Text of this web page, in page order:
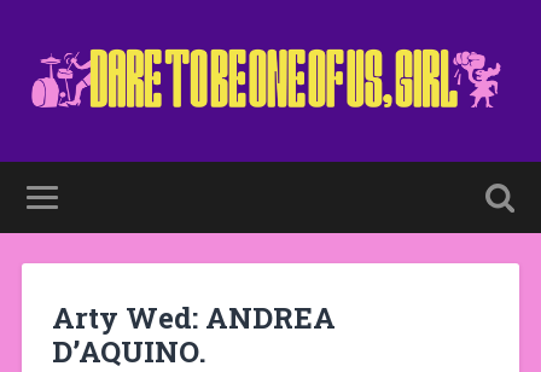
Arty Wed: ANDREA
D’AQUINO.